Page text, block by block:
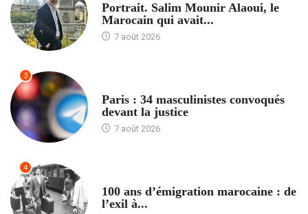
Portrait. Salim Mounir Alaoui, le
Marocain qui avait...
7 août 2026
3
Paris : 34 masculinistes convoqués
devant la justice
7 août 2026
4
100 ans d’émigration marocaine : de
l’exil à...